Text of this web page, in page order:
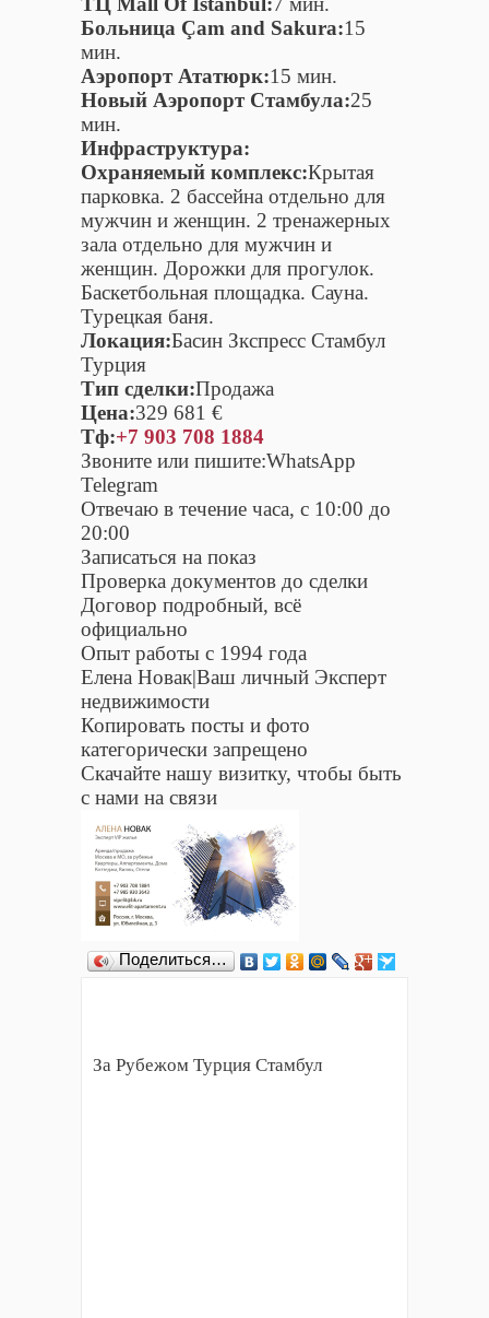
Больница Çam and Sakura:15
мин.
Аэропорт Ататюрк:15 мин.
Новый Аэропорт Стамбула:25
мин.
Инфраструктура:
Охраняемый комплекс:Крытая
парковка. 2 бассейна отдельно для
мужчин и женщин. 2 тренажерных
зала отдельно для мужчин и
женщин. Дорожки для прогулок.
Баскетбольная площадка. Сауна.
Турецкая баня.
Локация:Басин Зкспресс Стамбул
Турция
Тип сделки:Продажа
Цена:329 681 €
Тф:+7 903 708 1884
Звоните или пишите:WhatsApp
Telegram
Отвечаю в течение часа, с 10:00 до
20:00
Записаться на показ
Проверка документов до сделки
Договор подробный, всё
официально
Опыт работы с 1994 года
Елена Новак|Ваш личный Эксперт
недвижимости
Копировать посты и фото
категорически запрещено
Скачайте нашу визитку, чтобы быть
с нами на связи
Поделиться…
За Рубежом Турция Стамбул